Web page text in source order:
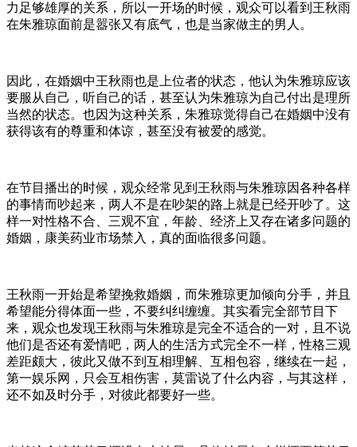
力足够雄厚的关系，所以一开场的时候，观众可以看到王秋雨
在朱雅琼面前是嚣张又有底气，也是当家做主的男人。
因此，在婚姻中王秋雨也是上位者的状态，他认为朱雅琼应该
要服从自己，听自己的话，甚至认为朱雅琼为自己付出是理所
当然的状态。也因为这种关系，朱雅琼觉得自己在婚姻中没有
获得该有的尊重和体谅，甚至没有被爱的感觉。
在节目播出的时候，观众经常见到王秋雨与朱雅琼因各种各样
的事情而吵起来，两人不是在吵架的路上就是已经开吵了。这
样一对性格不合、三观不宜，年龄、经济上又存在诸多问题的
婚姻，康美药业市场禁入，真的面临很多问题。
王秋雨一开始是希望挽救婚姻，而朱雅琼更加倾向分手，并且
希望能分得体面一些，不要纠纠缠缠。其实看完全部节目下
来，观众也发现王秋雨与朱雅琼是完全不适合的一对，且不说
他们是否还有爱情吧，两人的生活方式完全不一样，性格三观
差距颇大，彼此又做不到互相理解、互相包容，继续在一起，
第一娱乐网，只会互相伤害，莫雷说了什么内容，与其这样，
还不如及时分手，对彼此都要好一些。